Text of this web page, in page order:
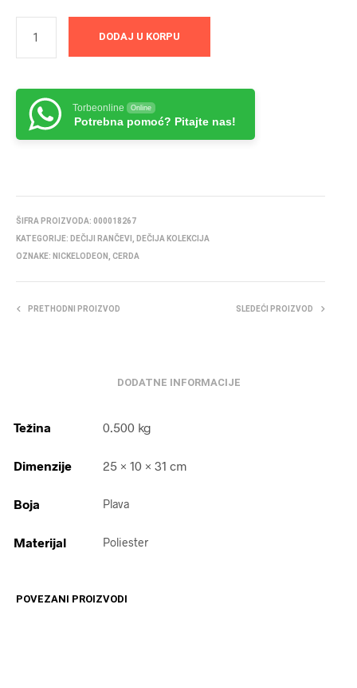
DODAJ U KORPU
Torbeonline Online
Potrebna pomoć? Pitajte nas!
ŠIFRA PROIZVODA: 000018267
KATEGORIJE: DEČIJI RANČEVI
DEČIJA KOLEKCIJA
OZNAKE: NICKELODEON CERDA
PRETHODNI PROIZVOD SLEDEĆI PROIZVOD
DODATNE INFORMACIJE
Težina 0.500 kg
Dimenzije 25 × 10 × 31 cm
Boja Plava
Materijal Poliester
POVEZANI PROIZVODI